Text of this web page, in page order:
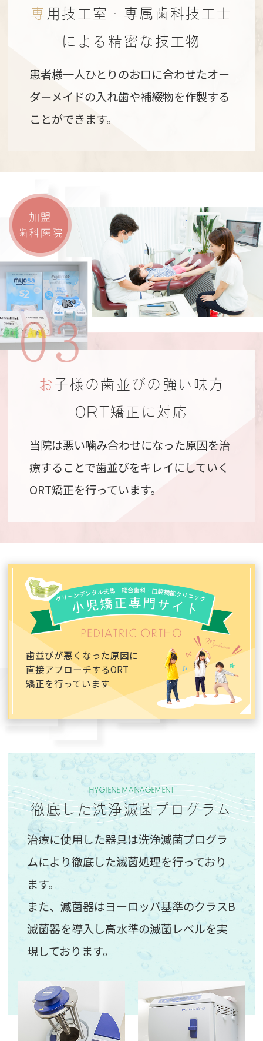
専用技工室・専属歯科技工士
による精密な技工物
患者様一人ひとりのお口に合わせたオー
ダーメイドの入れ歯や補綴物を作製する
ことができます。
03
お子様の歯並びの強い味方
ORT矯正に対応
当院は悪い噛み合わせになった原因を治
療することで歯並びをキレイにしていく
ORT矯正を行っています。
歯並びが悪くなった原因に
直接アプローチするORT
矯正を行っています
HYGIENE MANAGEMENT
徹底した洗浄滅菌プログラム
治療に使用した器具は洗浄滅菌プログラ
ムにより徹底した滅菌処理を行っており
ます。
また、滅菌器はヨーロッパ基準のクラスB
滅菌器を導入し高水準の滅菌レベルを実
現しております。